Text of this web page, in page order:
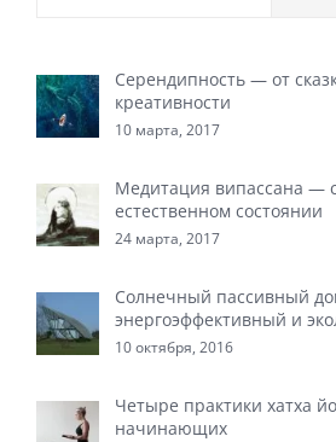
Серендипность — от
креативности
10 марта, 2017
Медитация випассана —
естественном состоянии
24 марта, 2017
Солнечный пассивный
энергоэффективный и
10 октября, 2016
Четыре практики хатха
начинающих